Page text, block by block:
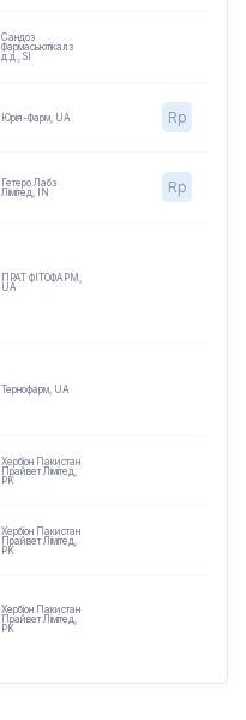
Сандоз
Фармасьютікалз
д.д., SI
Юрія-Фарм, UA Rp
Гетеро Лабз
Лімітед
IN Rp
ПРАТ ФІТОФАРМ ,
UA
Тернофарм, UA
Хербіон Пакистан
Прайвет Лімітед
PK
Хербіон Пакистан
Прайвет Лімітед
PK
Хербіон Пакистан
Прайвет Лімітед,
PK